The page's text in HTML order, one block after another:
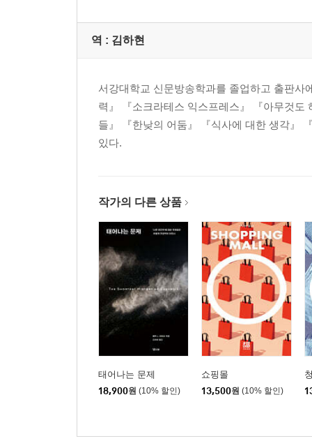
역 : 김하현
서강대학교 신문방송학과를 졸업하고 출판
력』 『소크라테스 익스프레스』 『아무것
들』 『한낮의 어둠』 『식사에 대한 생각』
있다.
작가의 다른 상품
태어나는 문제
18,900원 (10% 할인)
쇼핑몰
13,500원 (10% 할인)